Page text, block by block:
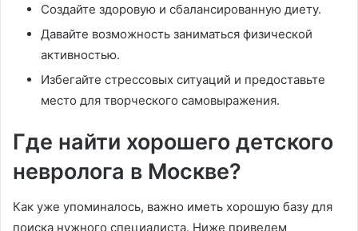
Создайте здоровую и сбалансированную диету.
Давайте возможность заниматься физической
активностью.
Избегайте стрессовых ситуаций и предоставьте
место для творческого самовыражения.
Где найти хорошего детского
невролога в Москве?
Как уже упоминалось, важно иметь хорошую базу для
поиска нужного специалиста. Ниже приведем